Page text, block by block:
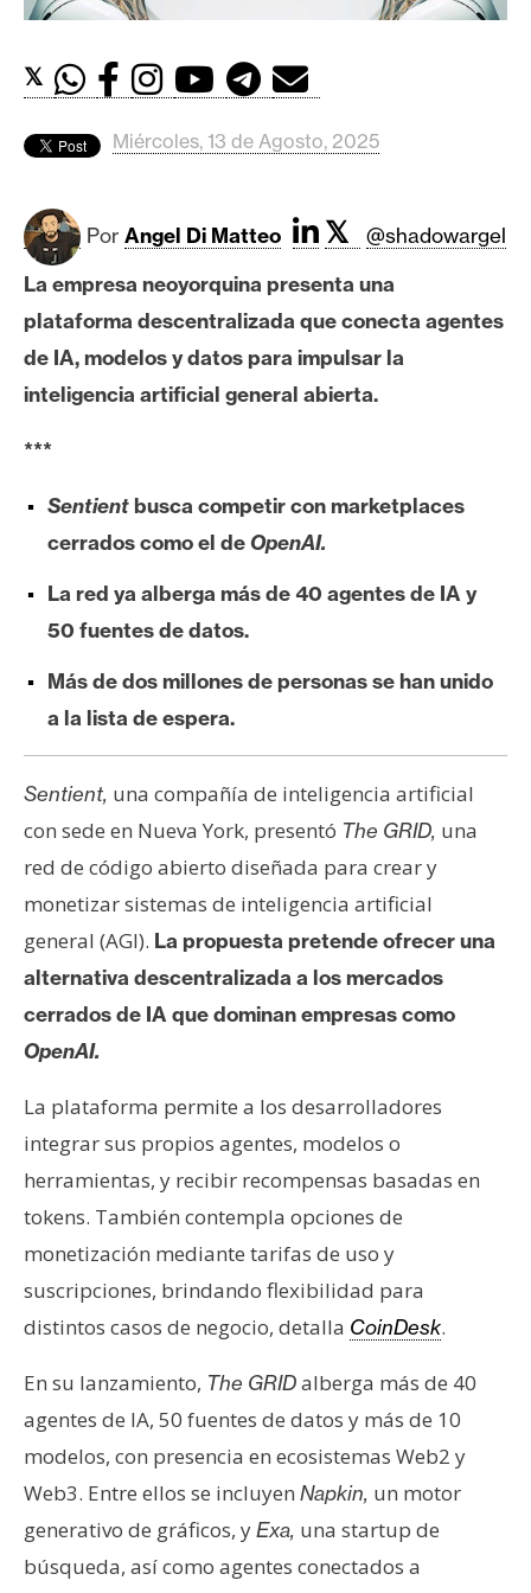
o
i
c
o
i
t
e
r
u
m
I
A
A
n
l
i
s
i
N
o
t
a
d
e
r
e
n
s
𝕏
Miércoles, 13 de Agosto, 2025
Por Angel Di Matteo 𝕏
@shadowargel
La empresa neoyorquina presenta una
plataforma descentralizada que conecta agentes
de IA, modelos y datos para impulsar la
inteligencia artificial general abierta.
***
Sentientbusca competir con marketplaces
cerrados como el deOpenAI.
La red ya alberga más de 40 agentes de IA y
50 fuentes de datos.
Más de dos millones de personas se han unido
a la lista de espera.
Sentient, una compañía de inteligencia artificial
con sede en Nueva York, presentó The GRID, una
red de código abierto diseñada para crear y
monetizar sistemas de inteligencia artificial
general (AGI). La propuesta pretende ofrecer una
alternativa descentralizada a los mercados
cerrados de IA que dominan empresas como
OpenAI.
La plataforma permite a los desarrolladores
integrar sus propios agentes, modelos o
herramientas, y recibir recompensas basadas en
tokens. También contempla opciones de
monetización mediante tarifas de uso y
suscripciones, brindando flexibilidad para
distintos casos de negocio, detalla CoinDesk.
En su lanzamiento, The GRIDalberga más de 40
agentes de IA, 50 fuentes de datos y más de 10
modelos, con presencia en ecosistemas Web2 y
Web3. Entre ellos se incluyen Napkin, un motor
generativo de gráficos, yExa, una startup de
búsqueda, así como agentes conectados a